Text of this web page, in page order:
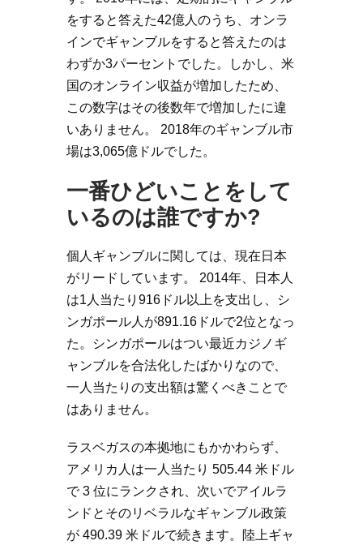
をすると答えた42億人のうち、オンラ
インでギャンブルをすると答えたのは
わずか3パーセントでした。しかし、米
国のオンライン収益が増加したため、
この数字はその後数年で増加したに違
いありません。 2018年のギャンブル市
場は3,065億ドルでした。
一番ひどいことをして
いるのは誰ですか?
個人ギャンブルに関しては、現在日本
がリードしています。 2014年、日本人
は1人当たり916ドル以上を支出し、シ
ンガポール人が891.16ドルで2位となっ
た。シンガポールはつい最近カジノギ
ャンブルを合法化したばかりなので、
一人当たりの支出額は驚くべきことで
はありません。
ラスベガスの本拠地にもかかわらず、
アメリカ人は一人当たり 505.44 米ドル
で 3 位にランクされ、次いでアイルラ
ンドとそのリベラルなギャンブル政策
が 490.39 米ドルで続きます。陸上ギャ